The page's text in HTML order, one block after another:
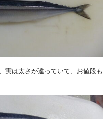
実は太さが違っていて、お値段も